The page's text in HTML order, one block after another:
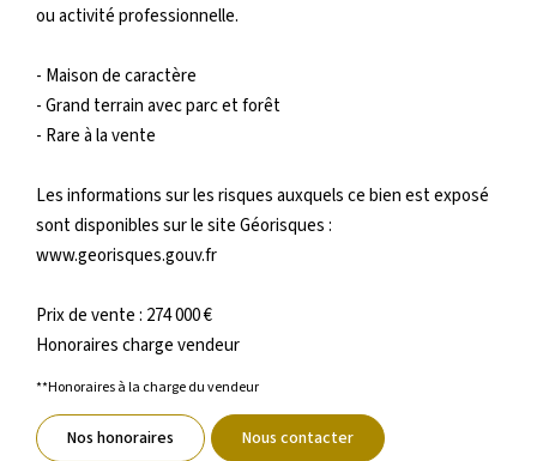
ou activité professionnelle.
- Maison de caractère
- Grand terrain avec parc et forêt
- Rare à la vente
Les informations sur les risques auxquels ce bien est exposé
sont disponibles sur le site Géorisques :
www.georisques.gouv.fr
Prix de vente : 274 000 €
Honoraires charge vendeur
**Honoraires à la charge du vendeur
Nos honoraires Nous contacter